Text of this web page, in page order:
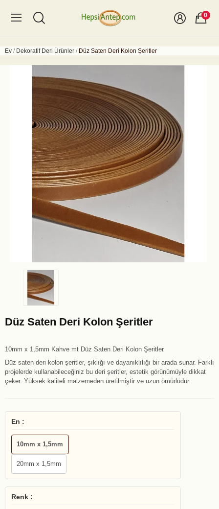
0
Ev Dekoratif Deri Ürünler Düz Saten Deri Kolon Şeritler
Düz Saten Deri Kolon Şeritler
10mm x 1,5mm Kahve mt Düz Saten Deri Kolon Şeritler
Düz saten deri kolon şeritler, şıklığı ve dayanıklılığı bir arada sunar. Farklı
projelerde kullanabileceğiniz bu deri şeritler, estetik görünümüyle dikkat
çeker. Yüksek kaliteli malzemeden üretilmiştir ve uzun ömürlüdür.
En :
10mm x 1,5mm
20mm x 1,5mm
Renk :